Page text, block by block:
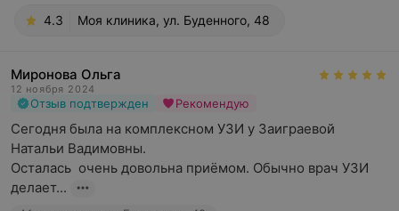
4.3 Моя клиника, ул. Буденного, 48
Миронова Ольга
12 ноября 2024
Отзыв подтвержден Рекомендую
Сегодня была на комплексном УЗИ у Заиграевой
Натальи Вадимовны.
Осталась  очень довольна приёмом. Обычно врач УЗИ
делает...